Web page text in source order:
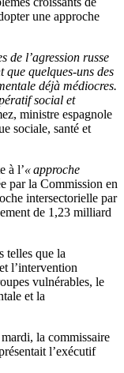
une approche
de l’agression russe
quelques-uns des
déjà médiocres.
social et
ministre espagnole
sociale, santé et
à l’« approche
par la Commission en
intersectorielle par
de 1,23 milliard
telles que la
l’intervention
vulnérables, le
et la
la commissaire
l’exécutif